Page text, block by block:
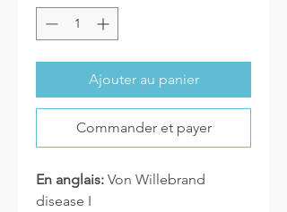
Ajouter au panier
Commander et payer
En anglais: Von Willebrand
disease I